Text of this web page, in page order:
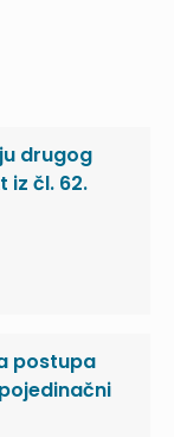
drugog
iz čl. 62.
postupa